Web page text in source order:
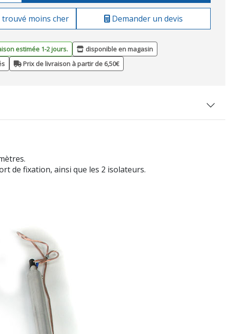
trouvé moins cher Demander un devis
estimée 1-2 jours.
disponible en magasin
Prix de livraison à partir de 6,50€
de fixation, ainsi que les 2 isolateurs.